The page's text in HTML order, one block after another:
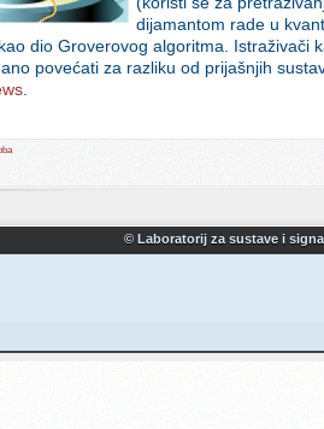
dijamantom rade u
dio Groverovog algoritma. Istraživači
povećati za razliku od prijašnjih
© Laboratorij za sustave i